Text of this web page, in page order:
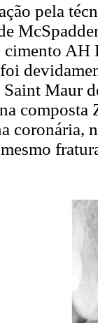
pela
cimento
Maur
coronária,